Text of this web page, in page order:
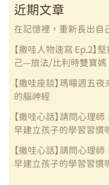
近期文章
在記憶裡，重新長出自
【撒哇人物速寫 Ep.2】
己—旅法/比利時雙寶媽
【撒哇座談】瑪矇週五
的腦神經
【撒哇心話】請問心理
早建立孩子的學習習慣
【撒哇心話】請問心理
早建立孩子的學習習慣
海
外
生
台
就
讀
—
國